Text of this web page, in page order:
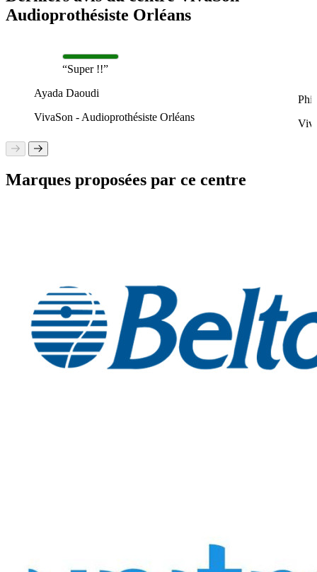
Audioprothésiste Orléans
“Super !!”
Ayada Daoudi
VivaSon - Audioprothésiste Orléans
Marques proposées par ce centre